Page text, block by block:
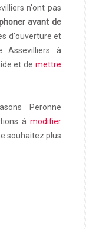
n'ont pas
avant de
d'ouverture et
Assevilliers à
et de mettre
Peronne
à modifier
souhaitez plus